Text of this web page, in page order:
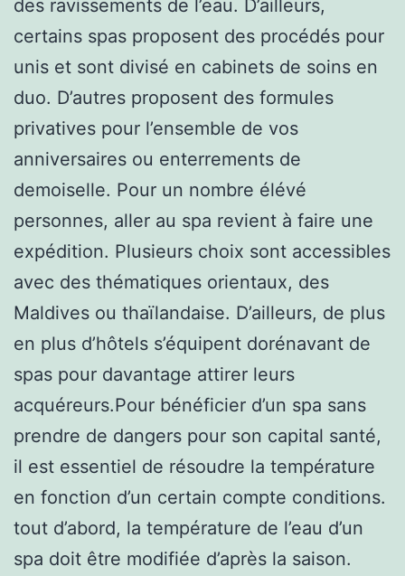
des ravissements de l’eau. D’ailleurs,
certains spas proposent des procédés pour
unis et sont divisé en cabinets de soins en
duo. D’autres proposent des formules
privatives pour l’ensemble de vos
anniversaires ou enterrements de
demoiselle. Pour un nombre élévé
personnes, aller au spa revient à faire une
expédition. Plusieurs choix sont accessibles
avec des thématiques orientaux, des
Maldives ou thaïlandaise. D’ailleurs, de plus
en plus d’hôtels s’équipent dorénavant de
spas pour davantage attirer leurs
acquéreurs.Pour bénéficier d’un spa sans
prendre de dangers pour son capital santé,
il est essentiel de résoudre la température
en fonction d’un certain compte conditions.
tout d’abord, la température de l’eau d’un
spa doit être modifiée d’après la saison.